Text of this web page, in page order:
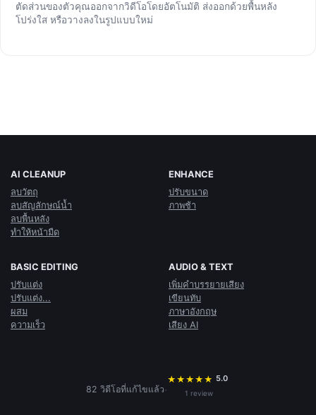
ตัดส่วนของตัวคุณออกจากวิดีโอโดยอัตโนมัติ ส่งออกด้วยพื้นหลัง
โปร่งใส หรือวางลงในรูปแบบใหม่
AI CLEANUP
ลบวัตถุ
ลบสัญลักษณ์น้ำ
ลบพื้นหลัง
ทำให้หน้ามืด
ENHANCE
ปรับขนาด
ภาพช้า
BASIC EDITING
ปรับแต่ง
ปรับแต่ง...
ผสม
ความเร็ว
AUDIO & TEXT
เพิ่มคำบรรยายเสียง
เขียนทับ
ภาษาอังกฤษ
เสียง AI
82 วิดีโอที่แก้ไขแล้ว·
★ ★ ★ ★ ★ 5.0
1 review